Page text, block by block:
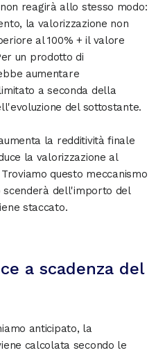
non reagirà allo stesso modo:
la valorizzazione non
al 100% + il valore
un prodotto di
aumentare
a seconda della
del sottostante.
la redditività finale
la valorizzazione al
questo meccanismo
scenderà dell'importo del
staccato.
a scadenza del
anticipato, la
calcolata secondo le